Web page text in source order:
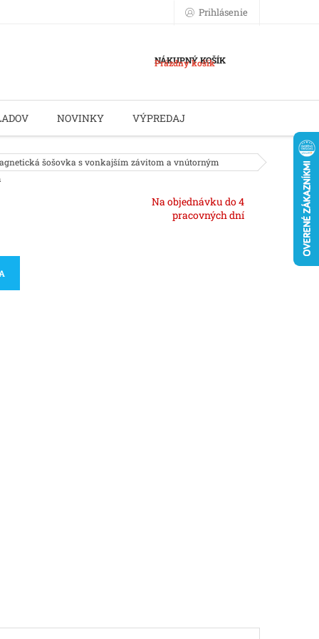
Prihlásenie
NÁKUPNÝ KOŠÍK
Prázdny košík
NOVINKY VÝPREDAJ
šošovka s vonkajším závitom a vnútorným
Na objednávku do 4
pracovných dní